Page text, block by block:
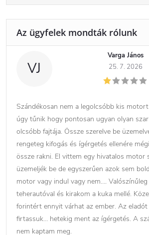
VJ
Varga János
25. 7. 2026
Szándékosan nem a legolcsóbb kis
úgy tűnik hogy pontosan ugyan olyan
olcsóbb fajtája. Össze szerelve be
rengeteg kifogás és ígérgetés ellenére
össze rakni. El vittem egy hivatalos motor
üzemeljék be de egyszerűen azok sem
motor vagy indul vagy nem….
teherautóval és kirakom a kuka mellé.
forintért ennyit várhat az ember. Az eladót
firtassuk… hetekig ment az ígérgetés. A
nem kaptam meg.